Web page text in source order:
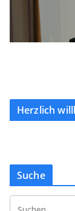
Herzlich
Suche